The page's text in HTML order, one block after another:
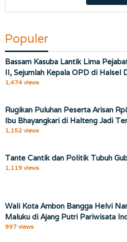
Populer
Bassam Kasuba Lantik Lima
II, Sejumlah Kepala OPD di Halsel
1,474 views
Rugikan Puluhan Peserta Arisan
Ibu Bhayangkari di Halteng Jadi
1,152 views
Tante Cantik dan Politik Tubuh
1,119 views
Wali Kota Ambon Bangga Helvi
Maluku di Ajang Putri Pariwisata
997 views